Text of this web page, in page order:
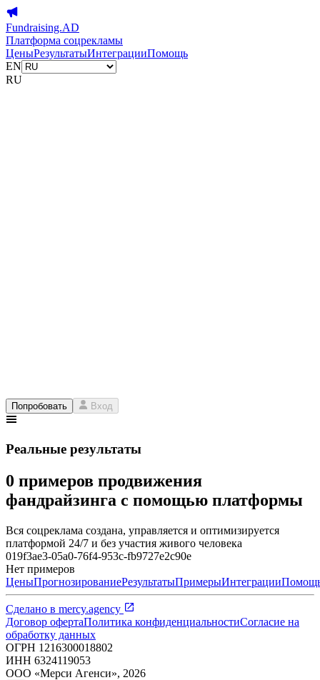
Fundraising.AD
Платформа соцрекламы
ЦеныРезультатыИнтеграцииПомощь
EN
RU
Попробовать Вход
Реальные результаты
0 примеров продвижения
фандрайзинга с помощью платформы
Вся соцреклама создана, управляется и оптимизируется
платформой 24/7 и без участия живого человека
019f3ae3-05a0-76f4-953c-fb9727e2c90e
Нет примеров
ЦеныПрогнозированиеРезультатыПримерыИнтеграции
Сделано в mercy.agency
Договор офертаПолитика конфиденциальностиСогласие на
обработку данных
ОГРН 1216300018802
ИНН 6324119053
ООО «Мерси Агенси», 2026